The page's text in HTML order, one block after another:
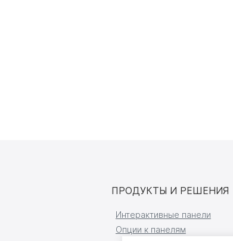
ПРОДУКТЫ И РЕШЕНИЯ
Интерактивные панели
Опции к панелям